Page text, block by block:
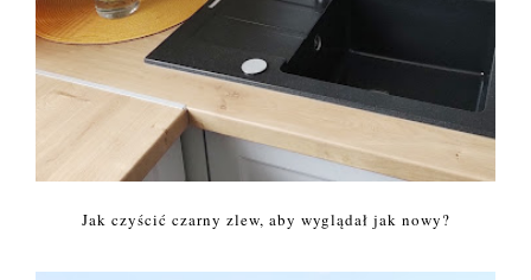
Jak czyścić czarny zlew, aby wyglądał jak nowy?